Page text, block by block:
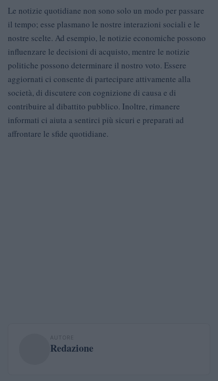
Le notizie quotidiane non sono solo un modo per passare
il tempo; esse plasmano le nostre interazioni sociali e le
nostre scelte. Ad esempio, le notizie economiche possono
influenzare le decisioni di acquisto, mentre le notizie
politiche possono determinare il nostro voto. Essere
aggiornati ci consente di partecipare attivamente alla
società, di discutere con cognizione di causa e di
contribuire al dibattito pubblico. Inoltre, rimanere
informati ci aiuta a sentirci più sicuri e preparati ad
affrontare le sfide quotidiane.
AUTORE
Redazione